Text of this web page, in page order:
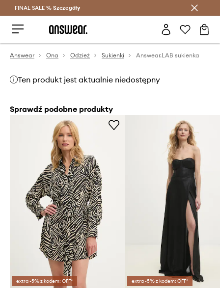
Oszczędzaj z Answear Club >
FINAL SALE % Szczegóły
Answear Ona Odzież Sukienki Answear.LAB sukienka
Ten produkt jest aktualnie niedostępny
Sprawdź podobne produkty
extra -5% z kodem: OFF* extra -5% z kodem: OFF*